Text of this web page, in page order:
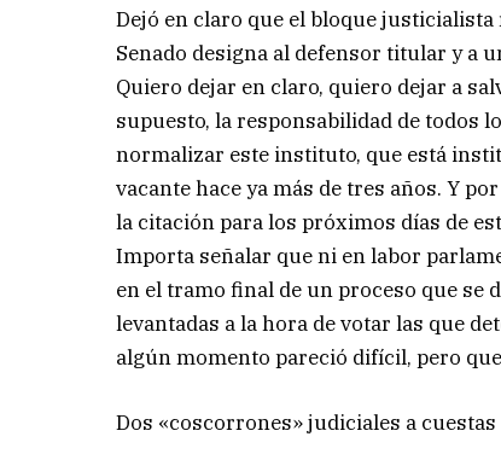
Dejó en claro que el bloque
Senado designa al defensor titular y a
Quiero dejar en claro, quiero dejar a
supuesto, la responsabilidad de todos
normalizar este instituto, que está
vacante hace ya más de tres años. Y
la citación para los próximos días de
Importa señalar que ni en labor
en el tramo final de un proceso que se
levantadas a la hora de votar las que
algún momento pareció difícil, pero
Dos «coscorrones» judiciales a cuestas